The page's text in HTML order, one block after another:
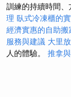
訓練的持續時間、
理 臥式冷凍櫃的
經濟實惠的自助搬
服務與建議 大里
人的體驗。 推拿